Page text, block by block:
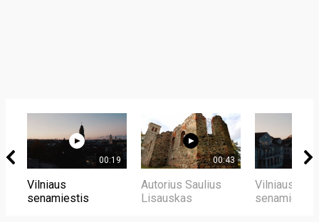
00:19
Vilniaus
senamiestis
00:43
Autorius Saulius
Lisauskas
Vilniaus
senamiestis